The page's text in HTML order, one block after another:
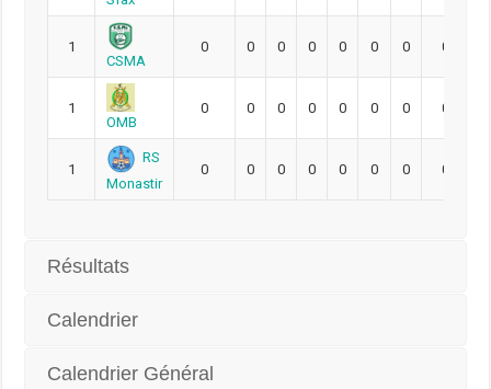
1
CSMA
0 0 0 0 0 0 0 0
1
OMB
0 0 0 0 0 0 0 0
1
RS
Monastir
0 0 0 0 0 0 0 0
Résultats
Calendrier
Calendrier Général